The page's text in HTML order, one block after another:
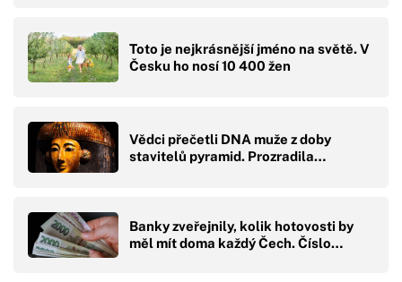
Toto je nejkrásnější jméno na světě. V
Česku ho nosí 10 400 žen
Vědci přečetli DNA muže z doby
stavitelů pyramid. Prozradila…
Banky zveřejnily, kolik hotovosti by
měl mít doma každý Čech. Číslo…